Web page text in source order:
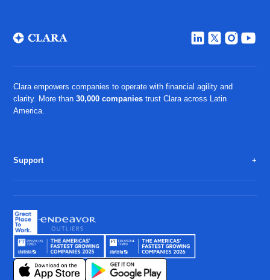
Clara empowers companies to operate with financial agility and
clarity. More than30,000 companiestrust Clara across Latin
America.
Support